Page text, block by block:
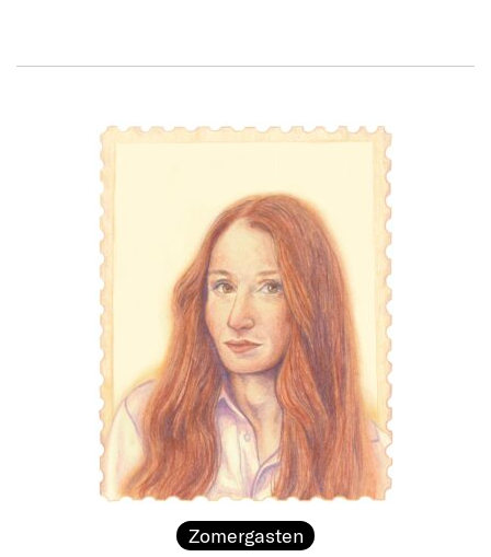
Zomergasten